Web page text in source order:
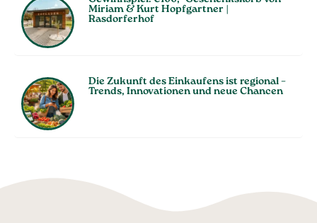
Miriam & Kurt Hopfgartner |
Rasdorferhof
Die Zukunft des Einkaufens ist regional –
Trends, Innovationen und neue Chancen